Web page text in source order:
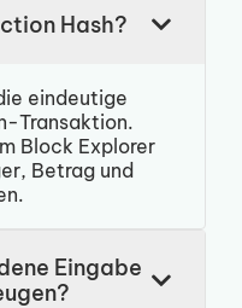
Hash?
eindeutige
Transaktion.
Block Explorer
Betrag und
Eingabe